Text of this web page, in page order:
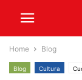
Home Blog
Blog Cultura